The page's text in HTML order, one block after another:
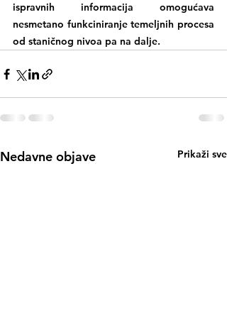
ispravnih informacija omogućava
nesmetano funkciniranje temeljnih procesa
od staničnog nivoa pa na dalje.
Nedavne objave Prikaži sve